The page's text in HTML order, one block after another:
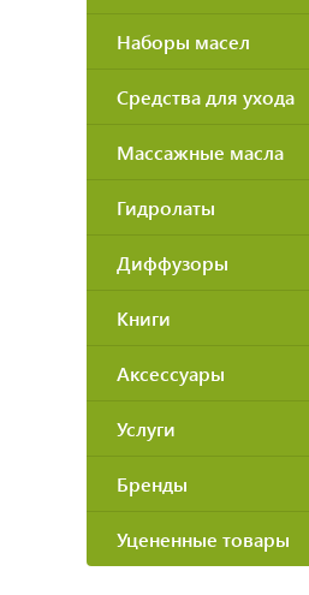
Наборы масел
Средства для ухода
Массажные масла
Гидролаты
Диффузоры
Книги
Аксессуары
Услуги
Бренды
Уцененные товары